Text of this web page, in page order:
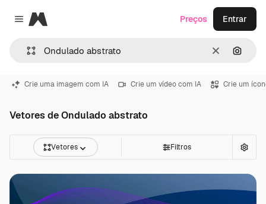
Close menu
Magnific
Limpar
Preços Entrar
Crie uma imagem com IA Crie um vídeo com IA Crie um
Vetores de Ondulado abstrato
Vetores Filtros